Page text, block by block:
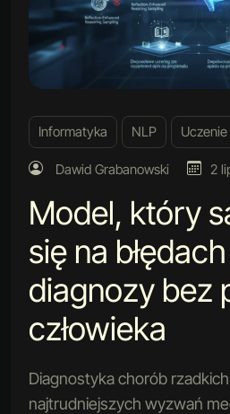
Informatyka NLP
Dawid Grabanowski 2
Model, który
się na
diagnozy bez
człowieka
Diagnostyka chorób
najtrudniejszych wyzwań